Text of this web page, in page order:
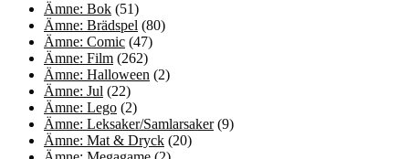
Ämne: Bok (51)
Ämne: Brädspel (80)
Ämne: Comic (47)
Ämne: Film (262)
Ämne: Halloween (2)
Ämne: Jul (22)
Ämne: Lego (2)
Ämne: Leksaker/Samlarsaker(9)
Ämne: Mat & Dryck (20)